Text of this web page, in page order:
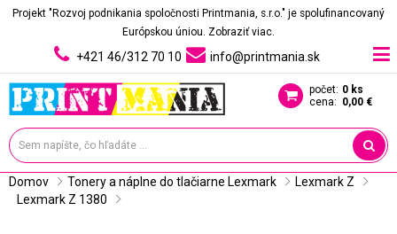
Projekt "Rozvoj podnikania spoločnosti Printmania, s.r.o." je spolufinancovaný
Európskou úniou. Zobraziť viac.
+421 46/312 70 10 info@printmania.sk
počet: 0 ks
cena: 0,00 €
Domov Tonery a náplne do tlačiarne Lexmark
Lexmark Z
Lexmark Z 1380